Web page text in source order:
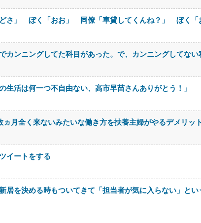
さ」 ぼく「おお」 同僚「車貸してくんね？」 ぼく「
カンニングしてた科目があった。で、カンニングしてない
生活は何一つ不自由ない、高市早苗さんありがとう！」
月全く来ないみたいな働き方を扶養主婦がやるデメリッ
イートをする
居を決める時もついてきて「担当者が気に入らない」と